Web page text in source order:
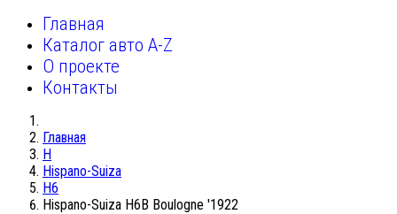
Главная
Каталог авто A-Z
О проекте
Контакты
Главная
H
Hispano-Suiza
H6
Hispano-Suiza H6B Boulogne '1922